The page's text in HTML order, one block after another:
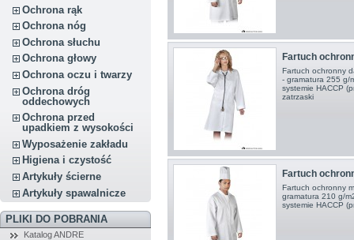
Ochrona rąk
Ochrona nóg
Ochrona słuchu
Ochrona głowy
Ochrona oczu i twarzy
Ochrona dróg
oddechowych
Ochrona przed
upadkiem z wysokości
Wyposażenie zakładu
Higiena i czystość
Artykuły ścierne
Artykuły spawalnicze
PLIKI DO POBRANIA
Katalog ANDRE
Fartuch
Fartuch ochronny
- gramatura 255 g/
systemie HACCP
zatrzaski
Fartuch
Fartuch ochronny
gramatura 210 g/
systemie HACCP